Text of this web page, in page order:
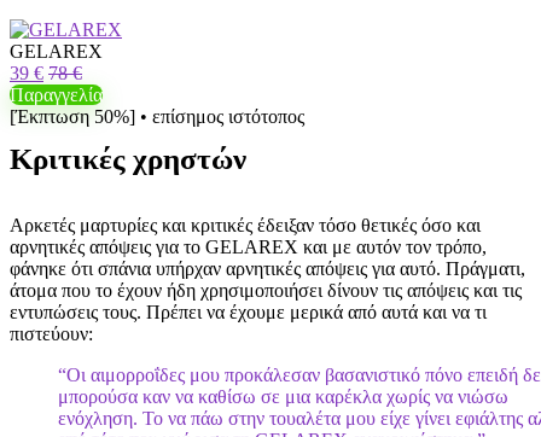
GELAREX
39 € 78 €
Παραγγελία
[Έκπτωση 50%] • επίσημος ιστότοπος
Κριτικές χρηστών
Αρκετές μαρτυρίες και κριτικές έδειξαν τόσο θετικές όσο και
αρνητικές απόψεις για το GELAREX και με αυτόν τον τρόπο,
φάνηκε ότι σπάνια υπήρχαν αρνητικές απόψεις για αυτό. Πράγματι,
άτομα που το έχουν ήδη χρησιμοποιήσει δίνουν τις απόψεις και τις
εντυπώσεις τους. Πρέπει να έχουμε μερικά από αυτά και να τι
πιστεύουν:
“Οι αιμορροΐδες μου προκάλεσαν βασανιστικό πόνο επειδή
μπορούσα καν να καθίσω σε μια καρέκλα χωρίς να νιώσω
ενόχληση. Το να πάω στην τουαλέτα μου είχε γίνει εφιάλτης